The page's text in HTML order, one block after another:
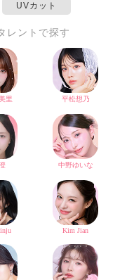
UVカット
レントで探す